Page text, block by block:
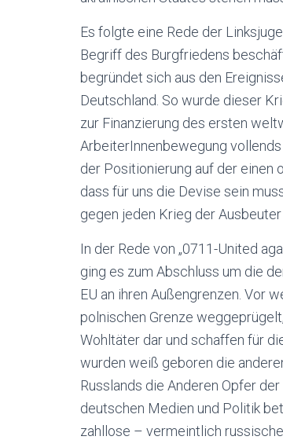
Es folgte eine Rede der
Begriff des Burgfriedens
begründet sich aus den
Deutschland. So wurde dieser
zur Finanzierung des ersten
ArbeiterInnenbewegung
der Positionierung auf der einen
dass für uns die Devise sein
gegen jeden Krieg der Ausbeuter
In der Rede von „0711-United
ging es zum Abschluss um die
EU an ihren Außengrenzen. Vor
polnischen Grenze
Wohltäter dar und schaffen für
wurden weiß geboren die
Russlands die Anderen Opfer
deutschen Medien und Politik
zahllose – vermeintlich